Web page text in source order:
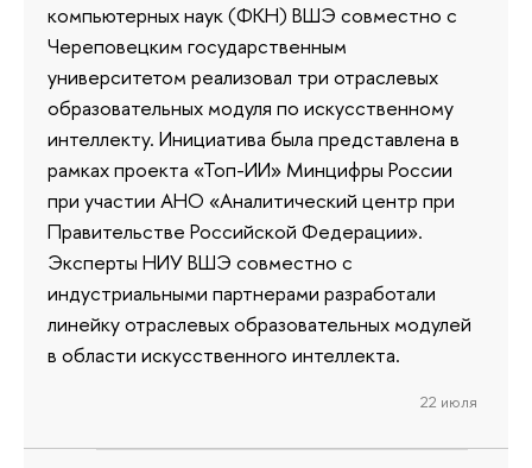
компьютерных наук (ФКН) ВШЭ совместно с
Череповецким государственным
университетом реализовал три отраслевых
образовательных модуля по искусственному
интеллекту. Инициатива была представлена в
рамках проекта «Топ-ИИ» Минцифры России
при участии АНО «Аналитический центр при
Правительстве Российской Федерации».
Эксперты НИУ ВШЭ совместно с
индустриальными партнерами разработали
линейку отраслевых образовательных модулей
в области искусственного интеллекта.
22 июля